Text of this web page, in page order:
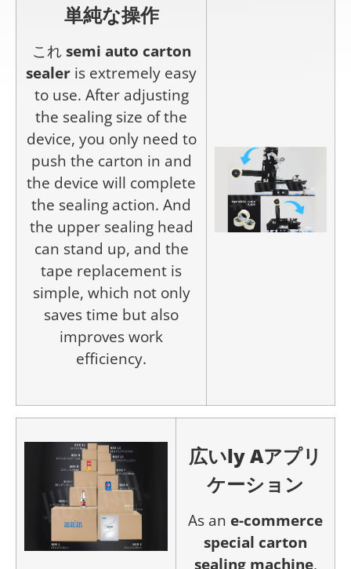
単純な操作
これ semi auto carton
sealer is extremely easy
to use. After adjusting
the sealing size of the
device, you only need to
push the carton in and
the device will complete
the sealing action. And
the upper sealing head
can stand up, and the
tape replacement is
simple, which not only
saves time but also
improves work
efficiency.
広いlyAアプリ
ケーション
As an e-commerce
special carton
sealing machine,